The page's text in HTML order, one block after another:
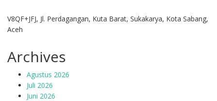
V8QF+JFJ, Jl. Perdagangan, Kuta Barat, Sukakarya, Kota Sabang,
Aceh
Archives
Agustus 2026
Juli 2026
Juni 2026